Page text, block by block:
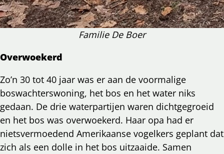
Familie De Boer
Overwoekerd
Zo’n 30 tot 40 jaar was er aan de voormalige
boswachterswoning, het bos en het water niks
gedaan. De drie waterpartijen waren dichtgegroeid
en het bos was overwoekerd. Haar opa had er
nietsvermoedend Amerikaanse vogelkers geplant dat
zich als een dolle in het bos uitzaaide. Samen